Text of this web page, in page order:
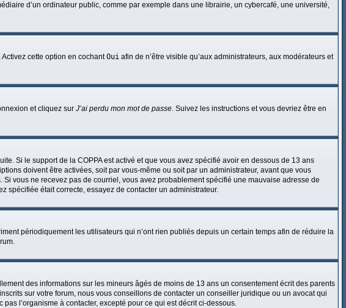
d’un ordinateur public, comme par exemple dans une librairie, un cybercafé, une université,
. Activez cette option en cochantOui afin de n’être visible qu’aux administrateurs, aux modérateurs et
et cliquez sur J’ai perdu mon mot de passe. Suivez les instructions et vous devriez être en
Si le support de la COPPA est activé et que vous avez spécifié avoir en dessous de 13 ans
doivent être activées, soit par vous-même ou soit par un administrateur, avant que vous
vous ne recevez pas de courriel, vous avez probablement spécifié une mauvaise adresse de
spécifiée était correcte, essayez de contacter un administrateur.
périodiquement les utilisateurs qui n’ont rien publiés depuis un certain temps afin de réduire la
des informations sur les mineurs âgés de moins de 13 ans un consentement écrit des parents
sur votre forum, nous vous conseillons de contacter un conseiller juridique ou un avocat qui
l’organisme à contacter, excepté pour ce qui est décrit ci-dessous.